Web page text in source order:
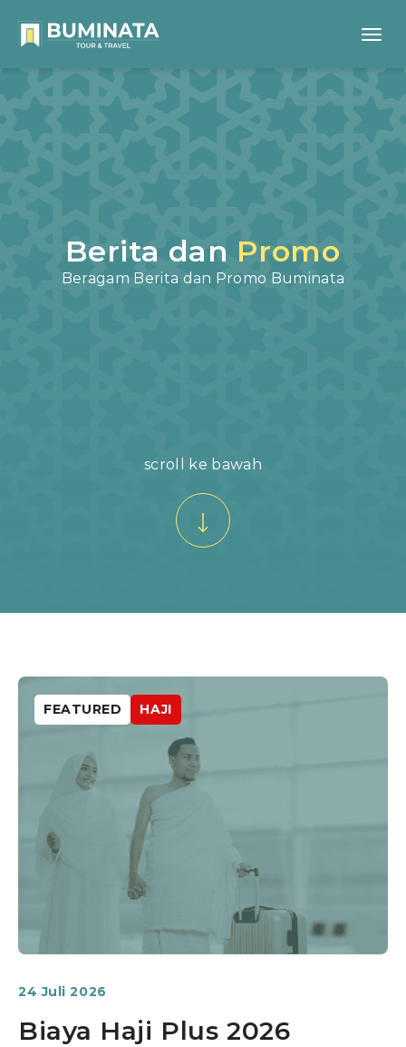
Berita dan Promo
Beragam Berita dan Promo Buminata
scroll ke bawah
FEATURED HAJI
24 Juli 2026
Biaya Haji Plus 2026